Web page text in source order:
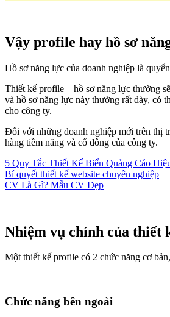
Vậy profile hay hồ sơ
Hồ sơ năng lực của doanh nghiệp là
Thiết kế profile – hồ sơ năng lực thường
và hồ sơ năng lực này thường rất dày, có
cho công ty.
Đối với những doanh nghiệp mới trên thị
hàng tiềm năng và cổ đông của công ty.
5 Quy Tắc Thiết Kế Biển Quảng Cáo
Bí quyết thiết kế website chuyên nghiệp
CV Là Gì? Mẫu CV Đẹp
Nhiệm vụ chính của thiết
Một thiết kế profile có 2 chức năng cơ
Chức năng bên ngoài